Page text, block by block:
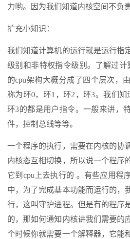
力哟。因为我们知道内核空间不负
扩充小知识：
我们知道计算机的运行就是运行指
级别和非特权指令级别。了解过计
的cpu架构大概分成了四个层次，
称为环0，环1，环2，环3。我们知
环3的都是用户指令。一般来讲，
件，控制总线等等。
一个程序的执行，需要在内核的协
内核态互相切换，所以说一个程序
它到cpu上去执行的 。有些应用程
中，为了完成基本功能而运行的，
行，这叫守护进程。但是有的程序
的，那如何通知内核讲我们需要的
个时候你就需要一个解释器，它能